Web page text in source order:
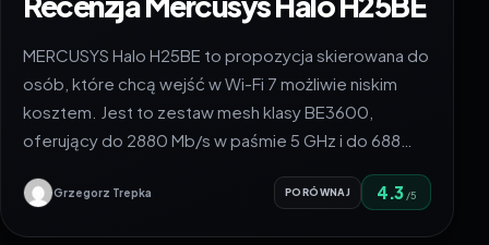
MERCUSYS Halo H25BE to propozycja skierowana do
osób, które chcą wejść w Wi-Fi 7 możliwie niskim
kosztem. Jest to zestaw mesh klasy BE3600,
oferujący do 2880 Mb/s w paśmie 5 GHz i do 688…
Grzegorz Trepka PORÓWNAJ 4.3 /5